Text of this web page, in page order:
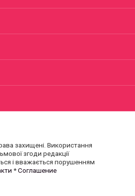
захищені. Використання
згоди редакції
і вважається порушенням
*Соглашение